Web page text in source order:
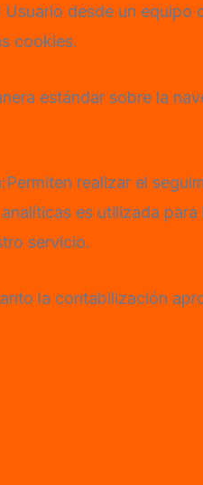
desde un
cookies.
estándar sobre la
realizar el
es utilizada
servicio.
la contabilización